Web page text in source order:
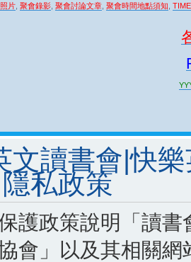
片 聚會錄影 聚會討論文章 聚會時間地點須知
文讀書會|快
私政策
護政策說明「讀
會」以及其相關